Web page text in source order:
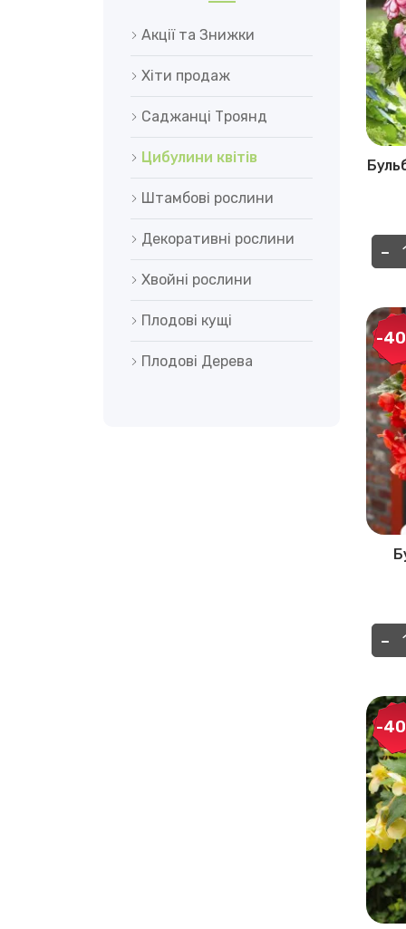
Гіацинти
Алліум
Амариліс
Акції та Знижки
Хіти продаж
Саджанці Троянд
Цибулини квітів
Штамбові рослини
Декоративні рослини
Хвойні рослини
Плодові кущі
Плодові Дерева
-
-
-
-